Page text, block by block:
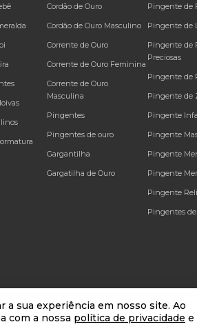
sua experiência em nosso site. Ao
com a nossa política de privacidade e
Cordão de Ouro
Cordão de Ouro Masculino
Corrente de Ouro
Corrente de Ouro Feminina
Corrente de Ouro
Masculina
Pingentes
Pingentes de ouro
Gargantilha
Gargatilha de Ouro
Pingente de
Pingente de
Pingente de
Preciosas
Pingente de
Pingente de
Pingente
Pingente
Pingente
Pingente
Pingente
Pingentes de
sem prévio aviso. | * Venda sujeitas à